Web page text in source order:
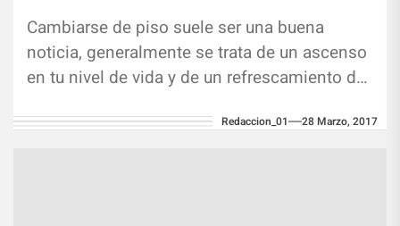
Cambiarse de piso suele ser una buena
noticia, generalmente se trata de un ascenso
en tu nivel de vida y de un refrescamiento de
Redaccion_01 28 Marzo, 2017